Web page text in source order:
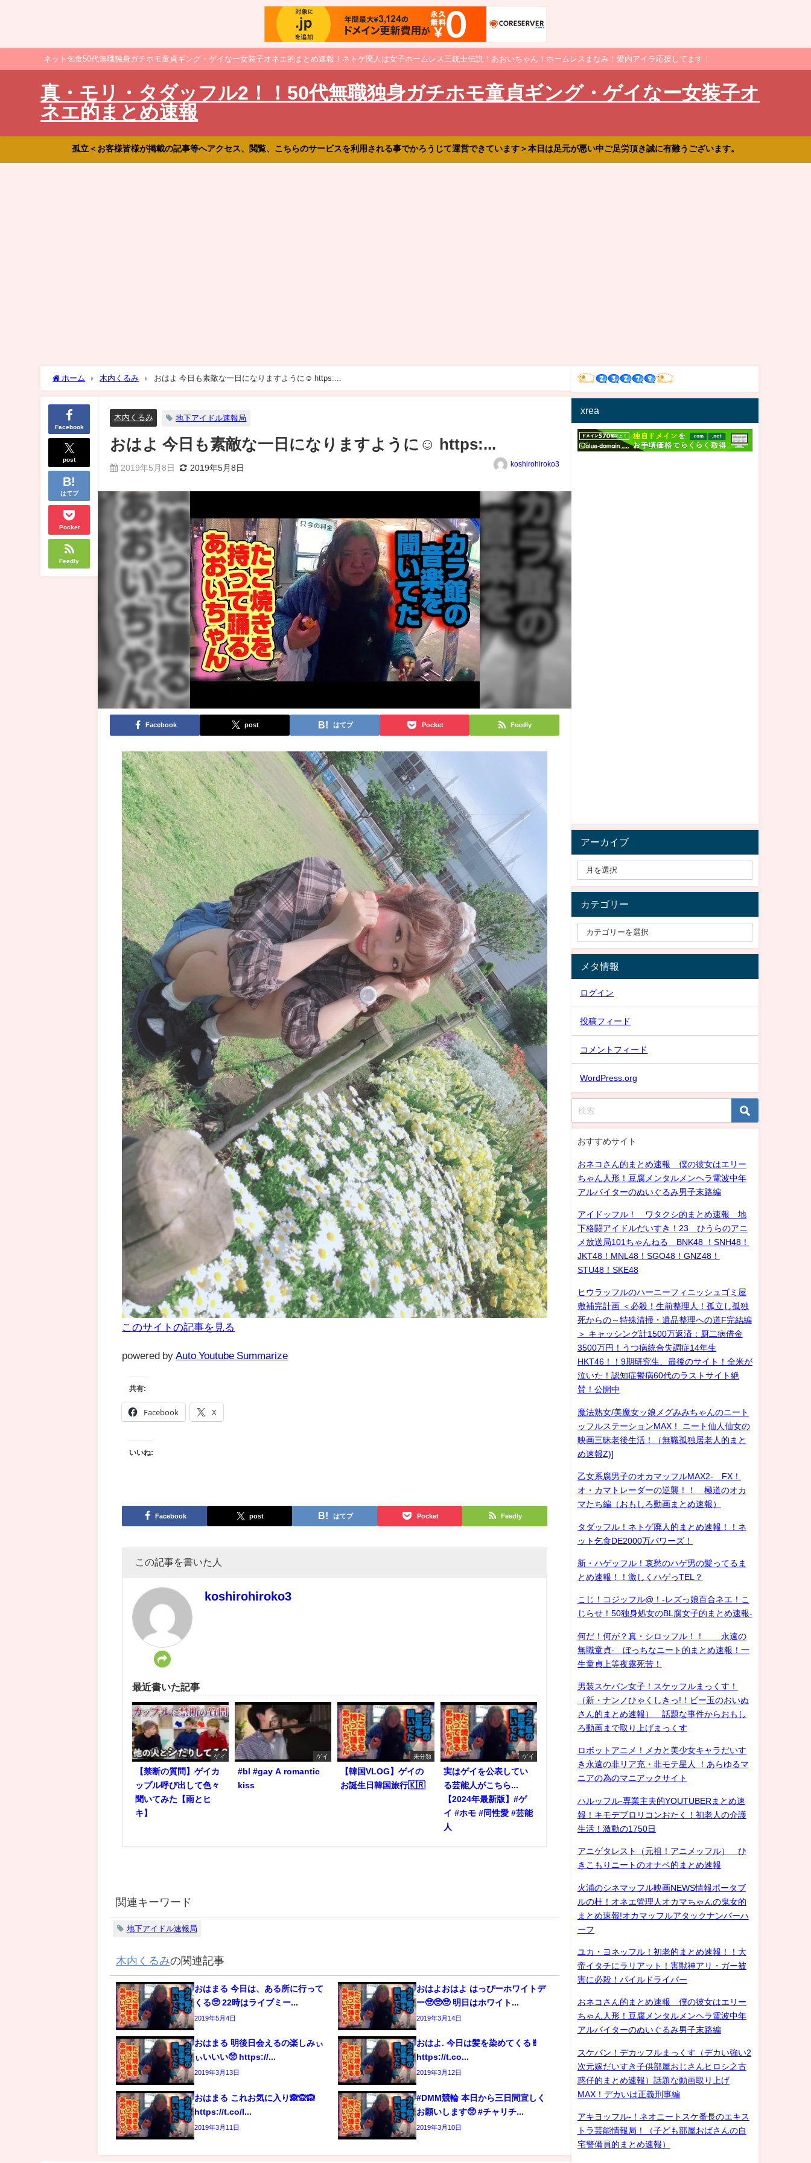
ネット乞食50代無職独身ガチホモ童貞ギング・ゲイなー女装子オネエ的まとめ速報！ネトゲ廃人は女子ホームレス三銃士伝説！あおいちゃん！ホームレスまなみ！愛内アイラ応援してます！
真・モリ・タダッフル2！！50代無職独身ガチホモ童貞ギング・ゲイなー女装子オ
ネエ的まとめ速報
孤立＜お客様皆様が掲載の記事等へアクセス、閲覧、こちらのサービスを利用される事でかろうじて運営できています＞本日は足元が悪い中ご足労頂き誠に有難うございます。
ホーム 木内くるみ おはよ 今日も素敵な一日になりますように☺️ https:...
Facebook
post
はてブ
Pocket
Feedly
木内くるみ 地下アイドル速報局
おはよ 今日も素敵な一日になりますように☺️ https:...
2019年5月8日 2019年5月8日 koshirohiroko3
Facebook post はてブ Pocket Feedly
このサイトの記事を見る
powered by Auto Youtube Summarize
共有:
Facebook X
いいね:
Facebook post はてブ Pocket Feedly
この記事を書いた人
koshirohiroko3
最近書いた記事
ゲイ
【禁断の質問】ゲイカ
ップル呼び出して色々
聞いてみた【雨とヒ
キ】
ゲイ
#bl #gay A romantic
kiss
未分類
【韓国VLOG】ゲイの
お誕生日韓国旅行🇰🇷
ゲイ
実はゲイを公表してい
る芸能人がこちら...
【2024年最新版】#ゲ
イ #ホモ #同性愛 #芸能
人
関連キーワード
地下アイドル速報局
木内くるみの関連記事
おはまる 今日は、ある所に行って
くる🥺 22時はライブミー...
2019年5月4日
おはよおはよ はっぴーホワイトデ
ー🥺🥺🥺 明日はホワイト...
2019年3月14日
おはまる 明後日会えるの楽しみぃ
ぃいいい🥺 https://...
2019年3月13日
おはよ. 今日は髪を染めてくる✌︎
https://t.co...
2019年3月12日
おはまる これお気に入り🙈🙊🙉
https://t.co/I...
2019年3月11日
#DMM競輪 本日から三日間宜しく
お願いします🥺 #チャリチ...
2019年3月10日
xrea
アーカイブ
カテゴリー
メタ情報
ログイン
投稿フィード
コメントフィード
WordPress.org
おすすめサイト
おネコさん的まとめ速報 僕の彼女はエリー
ちゃん人形！豆腐メンタルメンヘラ電波中年
アルバイターのぬいぐるみ男子末路編
アイドッフル！ ワタクシ的まとめ速報 地
下格闘アイドルだいすき！23 ひうらのアニ
メ放送局101ちゃんねる BNK48 ！SNH48！
JKT48！MNL48！SGO48！GNZ48！
STU48！SKE48
ヒウラッフルのハーニーフィニッシュゴミ屋
敷補完計画 ＜必殺！生前整理人！孤立し孤独
死からの～特殊清掃・遺品整理への道F完結編
＞ キャッシング計1500万返済：厨二病借金
3500万円！うつ病統合失調症14年生
HKT46！！9期研究生、最後のサイト！全米が
泣いた！認知症鬱病60代のラストサイト絶
賛！公開中
魔法熟女/美魔女ッ娘メグみみちゃんのニート
ッフルステーションMAX！ ニート仙人仙女の
映画三昧老後生活！（無職孤独居老人的まと
め速報Z)]
乙女系腐男子のオカマッフルMAX2- FX！
オ・カマトレーダーの逆襲！！ 極道のオカ
マたち編（おもしろ動画まとめ速報）
タダッフル！ネトゲ廃人的まとめ速報！！ネ
ット乞食DE2000万パワーズ！
新・ハゲッフル！哀愁のハゲ男の髪ってるま
とめ速報！！激しくハゲっTEL？
こじ！コジッフル@！-レズっ娘百合ネエ！こ
じらせ！50独身処女のBL腐女子的まとめ速報-
何だ！何が？真・シロッフル！！ 永遠の
無職童貞- ぼっちなニート的まとめ速報！一
生童貞上等夜露死苦！
男装スケバン女子！スケッフルまっくす！
（新・ナンノひゃくしきっ!！ビー玉のおいぬ
さん的まとめ速報） 話題な事件からおもし
ろ動画まで取り上げまっくす
ロボットアニメ！メカと美少女キャラだいす
き永遠の非リア充・非モテ星人 ！あらゆるマ
ニアの為のマニアックサイト
ハルッフル-専業主夫的YOUTUBERまとめ速
報！キモデブロリコンおたく！初老人の介護
生活！激動の1750日
アニゲタレスト（元祖！アニメッフル） ひ
きこもりニートのオナベ的まとめ速報
火浦のシネマッフル映画NEWS情報ポータブ
ルの杜！オネエ管理人オカマちゃんの鬼女的
まとめ速報!オカマッフルアタックナンバーハ
ーフ
ユカ・ヨネッフル！初老的まとめ速報！！大
帝イタチにラリアット！害獣神アリ・ガー被
害に必殺！パイルドライバー
おネコさん的まとめ速報 僕の彼女はエリー
ちゃん人形！豆腐メンタルメンヘラ電波中年
アルバイターのぬいぐるみ男子末路編
スケバン！デカッフルまっくす（デカい強い2
次元嫁だいすき子供部屋おじさんヒロシ之古
惑仔的まとめ速報）話題な動画取り上げ
MAX！デカいは正義刑事編
アキヨッフル-！ネオニートスケ番長のエキス
トラ芸能情報局！（子ども部屋おばさんの自
宅警備員的まとめ速報）